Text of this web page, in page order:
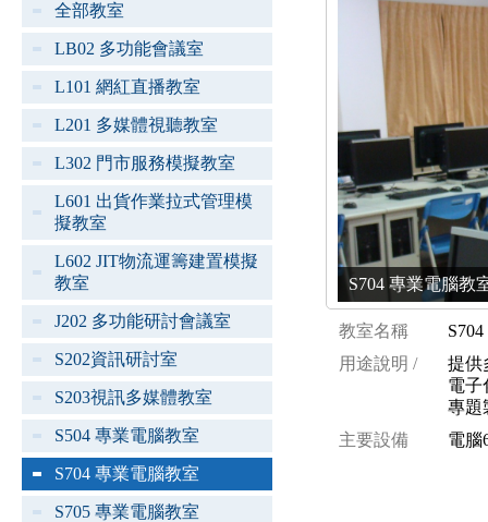
全部教室
LB02 多功能會議室
L101 網紅直播教室
L201 多媒體視聽教室
L302 門市服務模擬教室
L601 出貨作業拉式管理模
擬教室
L602 JIT物流運籌建置模擬
教室
J202 多功能研討會議室
S202資訊研討室
S203視訊多媒體教室
S504 專業電腦教室
S704 專業電腦教室
S705 專業電腦教室
S704 專業電腦教
教室名稱
用途說明 /
提供
電子
專題
主要設備
電腦